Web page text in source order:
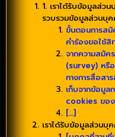
1. เราได้รับข้อมูลส่วน
รวบรวมข้อมูลส่วนบุค
ขั้นตอนการสมั
คำร้องขอใช้สิ
จากความสมัค
(survey) หรื
ทางการสื่อสาร
เก็บจากข้อมูล
cookies ของ
[…]
เราได้รับข้อมูลส่วนบุ